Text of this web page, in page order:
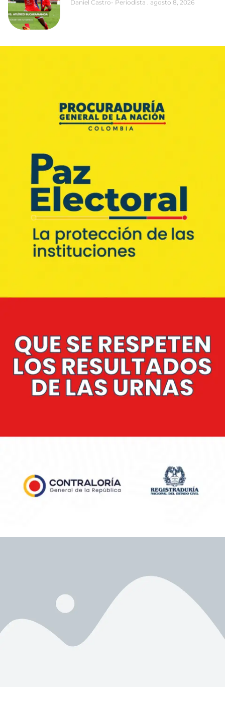
Daniel Castro- Periodista agosto 8, 2026